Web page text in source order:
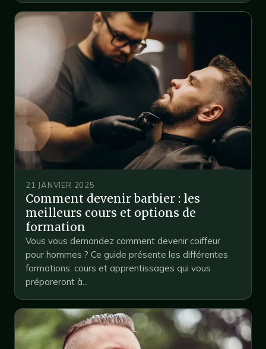
21 JANVIER 2025
Comment devenir barbier : les
meilleurs cours et options de
formation
Vous vous demandez comment devenir coiffeur
pour hommes ? Ce guide présente les différentes
formations, cours et apprentissages qui vous
prépareront à...